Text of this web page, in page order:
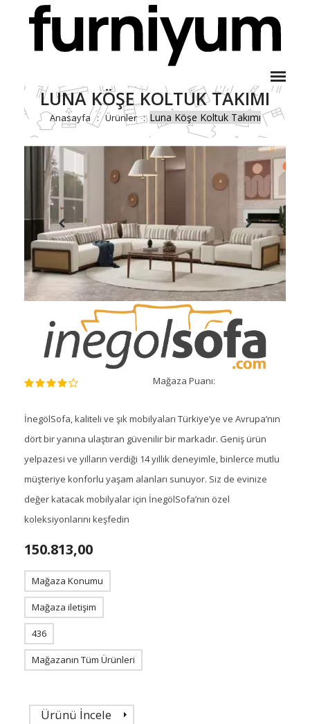
LUNA KÖŞE KOLTUK TAKIMI
Anasayfa Ürünler Luna Köşe Koltuk Takımı
Mağaza Puanı:
İnegölSofa, kaliteli ve şık mobilyaları Türkiye’ye ve Avrupa’nın
dört bir yanına ulaştıran güvenilir bir markadır. Geniş ürün
yelpazesi ve yılların verdiği 14 yıllık deneyimle, binlerce mutlu
müşteriye konforlu yaşam alanları sunuyor. Siz de evinize
değer katacak mobilyalar için İnegölSofa’nın özel
koleksiyonlarını keşfedin
150.813,00
Mağaza Konumu
Mağaza iletişim
436
Mağazanın Tüm Ürünleri
Ürünü İncele